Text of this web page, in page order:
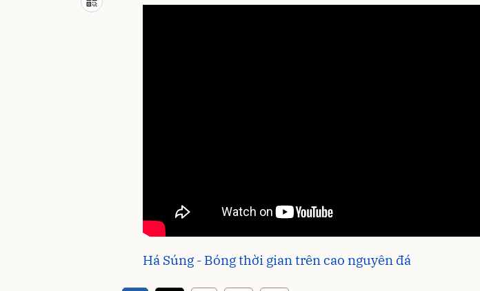
Há Súng - Bóng thời gian trên cao nguyên đá